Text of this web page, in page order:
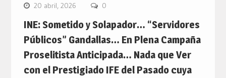
20 abril, 2026 0
INE: Sometido y Solapador… “Servidores
Públicos” Gandallas… En Plena Campaña
Proselitista Anticipada… Nada que Ver
con el Prestigiado IFE del Pasado cuya